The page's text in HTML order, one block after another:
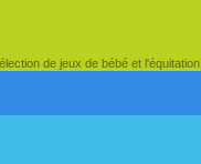
de jeux de bébé et l'équitation.